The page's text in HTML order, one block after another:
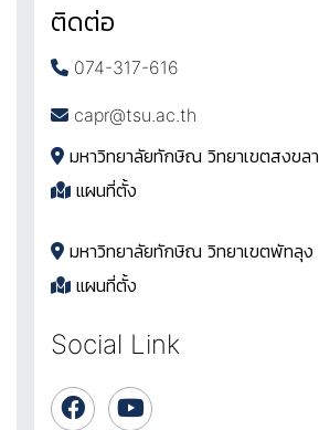
ติดต่อ
074-317-616
capr@tsu.ac.th
มหาวิทยาลัยทักษิณ วิทยาเขตสงขลา
แผนที่ตั้ง
มหาวิทยาลัยทักษิณ วิทยาเขตพัทลุง
แผนที่ตั้ง
Social Link